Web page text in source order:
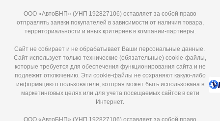
ООО «АвтоБНП» (УНП 192827106) оставляет за собой право
отправлять заявки покупателей в зависимости от наличия товара,
территориальности и иных критериев в компании-партнеры.
Сайт не собирает и не обрабатывает Ваши персональные данные.
Сайт использует только технические (обязательные) cookie-файлы,
которые требуется для обеспечения функционирования сайта и не
подлежит отключению. Эти сookie-файлы не сохраняют какую-либо
информацию о пользователе, которая может быть использована в
маркетинговых целях или для учета посещаемых сайтов в сети
Интернет.
ООО «АвтоБНП» (УНП 192827106) оставляет за собой право